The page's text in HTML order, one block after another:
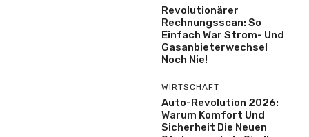
Revolutionärer
Rechnungsscan: So
Einfach War Strom- Und
Gasanbieterwechsel
Noch Nie!
WIRTSCHAFT
Auto-Revolution 2026:
Warum Komfort Und
Sicherheit Die Neuen